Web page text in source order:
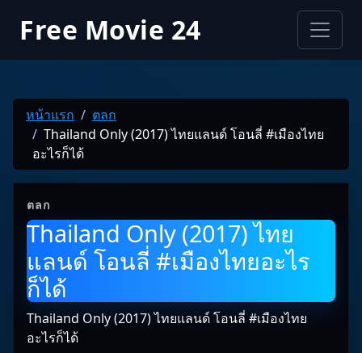
Free Movie 24
หน้าแรก
ตลก
Thailand Only (2017) ไทยแลนด์ โอนลี่ #เมืองไทย
อะไรก็ได้
ตลก
Thailand Only (2017) ไทย
แลนด์ โอนลี่ #เมืองไทยอะไร
ก็ได้
Thailand Only (2017) ไทยแลนด์ โอนลี่ #เมืองไทย
อะไรก็ได้